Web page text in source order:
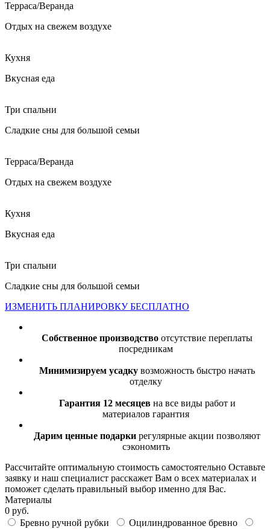
Терраса/Веранда
Отдых на свежем воздухе
Кухня
Вкусная еда
Три спальни
Сладкие сны для большой семьи
Терраса/Веранда
Отдых на свежем воздухе
Кухня
Вкусная еда
Три спальни
Сладкие сны для большой семьи
ИЗМЕНИТЬ ПЛАНИРОВКУ БЕСПЛАТНО
Собственное производство отсутствие переплаты
посредникам
Минимизируем усадку возможность быстро начать
отделку
Гарантия 12 месяцев на все виды работ и
материалов гарантия
Дарим ценные подарки регулярные акции позволяют
сэкономить
Рассчитайте оптимальную стоимость самостоятельно Оставьте
заявку и наш специалист расскажет Вам о всех материалах и
поможет сделать правильный выбор именно для Вас.
Материалы
0 руб.
Бревно ручной рубки
Оцилиндрованное бревно